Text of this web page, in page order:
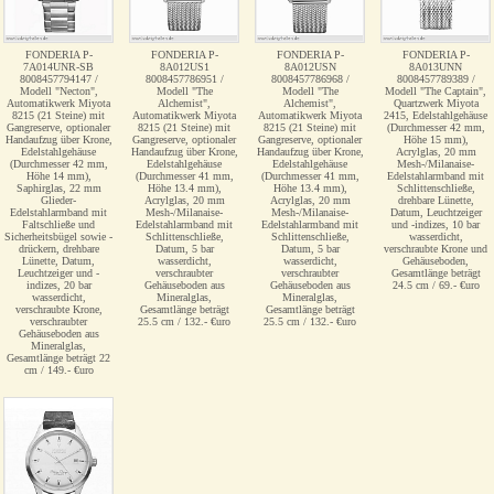
FONDERIA P-
7A014UNR-SB
8008457794147 /
Modell "Necton",
Automatikwerk Miyota
8215 (21 Steine) mit
Gangreserve, optionaler
Handaufzug über Krone,
Edelstahlgehäuse
(Durchmesser 42 mm,
Höhe 14 mm),
Saphirglas, 22 mm
Glieder-
Edelstahlarmband mit
Faltschließe und
Sicherheitsbügel sowie -
drückern, drehbare
Lünette, Datum,
Leuchtzeiger und -
indizes, 20 bar
wasserdicht,
verschraubte Krone,
verschraubter
Gehäuseboden aus
Mineralglas,
Gesamtlänge beträgt 22
cm / 149.- €uro
FONDERIA P-
8A012US1
8008457786951 /
Modell "The
Alchemist",
Automatikwerk Miyota
8215 (21 Steine) mit
Gangreserve, optionaler
Handaufzug über Krone,
Edelstahlgehäuse
(Durchmesser 41 mm,
Höhe 13.4 mm),
Acrylglas, 20 mm
Mesh-/Milanaise-
Edelstahlarmband mit
Schlittenschließe,
Datum, 5 bar
wasserdicht,
verschraubter
Gehäuseboden aus
Mineralglas,
Gesamtlänge beträgt
25.5 cm / 132.- €uro
FONDERIA P-
8A012USN
8008457786968 /
Modell "The
Alchemist",
Automatikwerk Miyota
8215 (21 Steine) mit
Gangreserve, optionaler
Handaufzug über Krone,
Edelstahlgehäuse
(Durchmesser 41 mm,
Höhe 13.4 mm),
Acrylglas, 20 mm
Mesh-/Milanaise-
Edelstahlarmband mit
Schlittenschließe,
Datum, 5 bar
wasserdicht,
verschraubter
Gehäuseboden aus
Mineralglas,
Gesamtlänge beträgt
25.5 cm / 132.- €uro
FONDERIA P-
8A013UNN
8008457789389 /
Modell "The Captain",
Quartzwerk Miyota
2415, Edelstahlgehäuse
(Durchmesser 42 mm,
Höhe 15 mm),
Acrylglas, 20 mm
Mesh-/Milanaise-
Edelstahlarmband mit
Schlittenschließe,
drehbare Lünette,
Datum, Leuchtzeiger
und -indizes, 10 bar
wasserdicht,
verschraubte Krone und
Gehäuseboden,
Gesamtlänge beträgt
24.5 cm / 69.- €uro